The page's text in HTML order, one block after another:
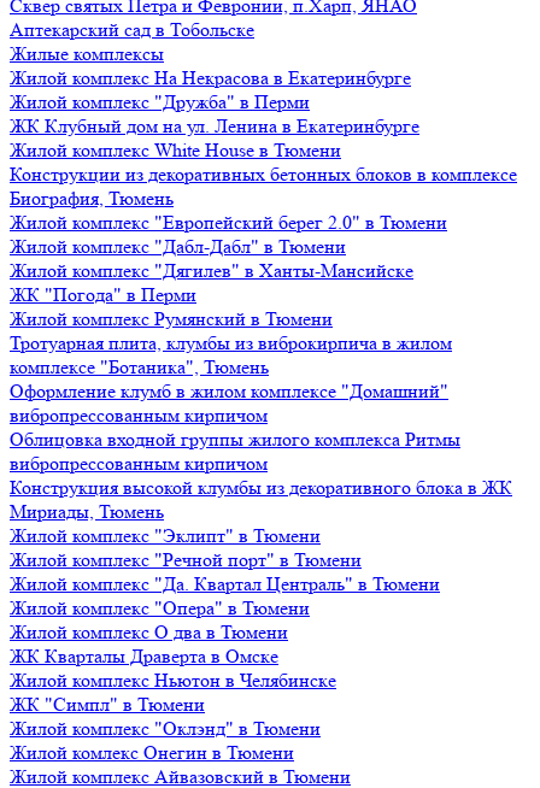
Сквер святых Петра и Февронии, п.Харп, ЯНАО
Аптекарский сад в Тобольске
Жилые комплексы
Жилой комплекс На Некрасова в Екатеринбурге
Жилой комплекс "Дружба" в Перми
ЖК Клубный дом на ул. Ленина в Екатеринбурге
Жилой комплекс White House в Тюмени
Конструкции из декоративных бетонных блоков в комплексе
Биография, Тюмень
Жилой комплекс "Европейский берег 2.0" в Тюмени
Жилой комплекс "Дабл-Дабл" в Тюмени
Жилой комплекс "Дягилев" в Ханты-Мансийске
ЖК "Погода" в Перми
Жилой комплекс Румянский в Тюмени
Тротуарная плита, клумбы из виброкирпича в жилом
комплексе "Ботаника", Тюмень
Оформление клумб в жилом комплексе "Домашний"
вибропрессованным кирпичом
Облицовка входной группы жилого комплекса Ритмы
вибропрессованным кирпичом
Конструкция высокой клумбы из декоративного блока в ЖК
Мириады, Тюмень
Жилой комплекс "Эклипт" в Тюмени
Жилой комплекс "Речной порт" в Тюмени
Жилой комплекс "Да. Квартал Централь" в Тюмени
Жилой комплекс "Опера" в Тюмени
Жилой комплекс О два в Тюмени
ЖК Кварталы Драверта в Омске
Жилой комплекс Ньютон в Челябинске
ЖК "Симпл" в Тюмени
Жилой комплекс "Оклэнд" в Тюмени
Жилой комлекс Онегин в Тюмени
Жилой комплекс Айвазовский в Тюмени